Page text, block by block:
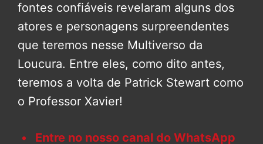
fontes confiáveis revelaram alguns dos
atores e personagens surpreendentes
que teremos nesse Multiverso da
Loucura. Entre eles, como dito antes,
teremos a volta de Patrick Stewart como
o Professor Xavier!
Entre no nosso canal do WhatsApp